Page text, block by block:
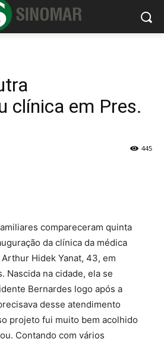
clínica em Pres.
445
compareceram quinta
da clínica da médica
Hidek Yanat, 43, em
Nascida na cidade, ela se
Bernardes logo após a
desse atendimento
projeto fui muito bem acolhido
Contando com vários